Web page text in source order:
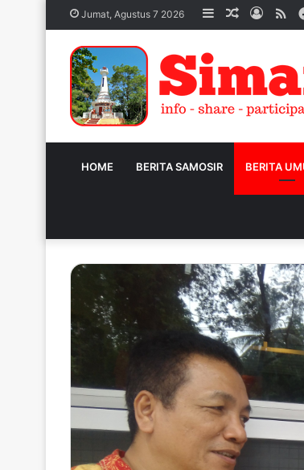
Jumat, Agustus 7 2026 Sidebar
Acak Log
HOME BERITA SAMOSIR BERITA